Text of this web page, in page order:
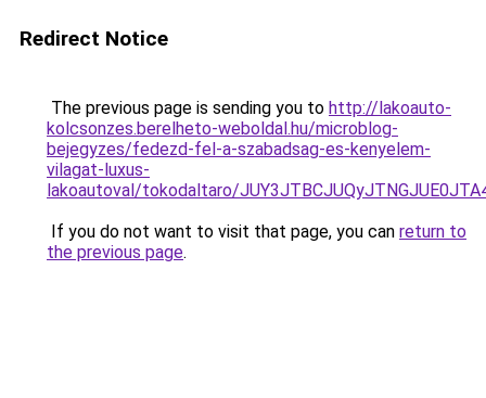
Redirect Notice
The previous page is sending you to http://lakoauto-
kolcsonzes.berelheto-weboldal.hu/microblog-
bejegyzes/fedezd-fel-a-szabadsag-es-kenyelem-
vilagat-luxus-
lakoautoval/tokodaltaro/
If you do not want to visit that page, you can return to
the previous page.